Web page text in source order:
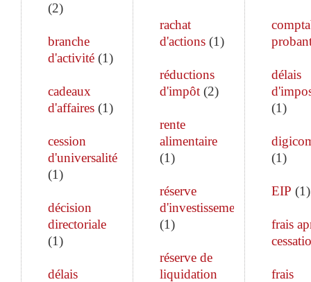
(2)
branche
d'activité (1)
cadeaux
d'affaires (1)
cession
d'universalité
(1)
décision
directoriale
(1)
délais
rachat
d'actions(1)
réductions
d'impôt(2)
rente
alimentaire
(1)
réserve
d'investissement
(1)
réserve de
liquidation
délais
(1)
(1)
EIP (1)
frais
frais